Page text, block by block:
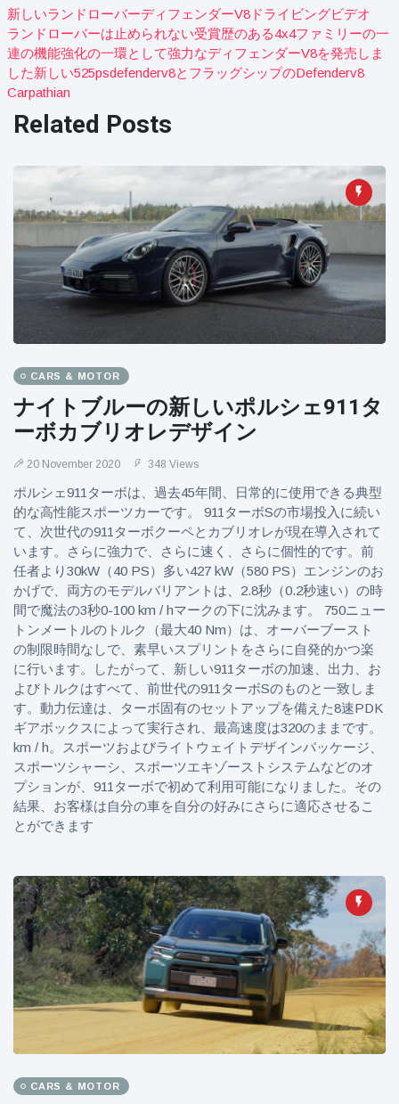
新しいランドローバーディフェンダーv8ドライビングビデオ
ランドローバーは止められない受賞歴のある4x4ファミリーの一
連の機能強化の一環として強力なディフェンダーv8を発売しま
した新しい525psdefenderv8とフラッグシップのdefenderv8
Carpathian
Related Posts
CARS & MOTOR
ナイトブルーの新しいポルシェ911タ
ーボカブリオレデザイン
20 November 2020 348 Views
ポルシェ911ターボは、過去45年間、日常的に使用できる典型
的な高性能スポーツカーです。 911ターボSの市場投入に続い
て、次世代の911ターボクーペとカブリオレが現在導入されて
います。さらに強力で、さらに速く、さらに個性的です。前
任者より30kW（40 PS）多い427 kW（580 PS）エンジンのお
かげで、両方のモデルバリアントは、2.8秒（0.2秒速い）の時
間で魔法の3秒0-100 km / hマークの下に沈みます。 750ニュー
トンメートルのトルク（最大40 Nm）は、オーバーブースト
の制限時間なしで、素早いスプリントをさらに自発的かつ楽
に行います。したがって、新しい911ターボの加速、出力、お
よびトルクはすべて、前世代の911ターボSのものと一致しま
す。動力伝達は、ターボ固有のセットアップを備えた8速PDK
ギアボックスによって実行され、最高速度は320のままです。
km / h。スポーツおよびライトウェイトデザインパッケージ、
スポーツシャーシ、スポーツエキゾーストシステムなどのオ
プションが、911ターボで初めて利用可能になりました。その
結果、お客様は自分の車を自分の好みにさらに適応させるこ
とができます
CARS & MOTOR